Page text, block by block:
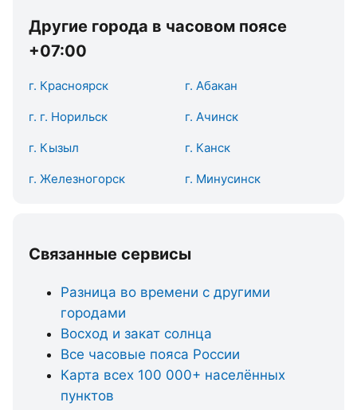
Другие города в часовом поясе
+07:00
г. Красноярск г. Абакан
г. г. Норильск г. Ачинск
г. Кызыл г. Канск
г. Железногорск г. Минусинск
Связанные сервисы
Разница во времени с другими
городами
Восход и закат солнца
Все часовые пояса России
Карта всех 100 000+ населённых
пунктов